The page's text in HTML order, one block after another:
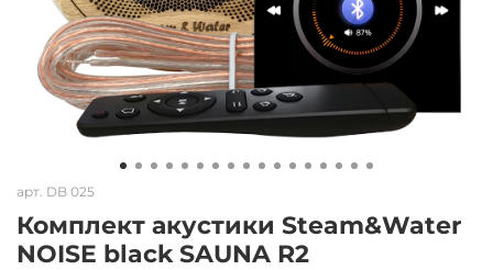
арт. DB 025
Комплект акустики Steam&Water
NOISE black SAUNA R2